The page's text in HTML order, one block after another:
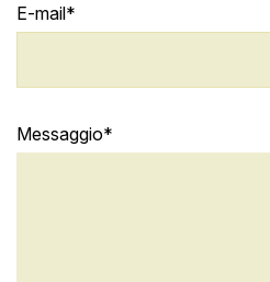
E-mail*
Messaggio*